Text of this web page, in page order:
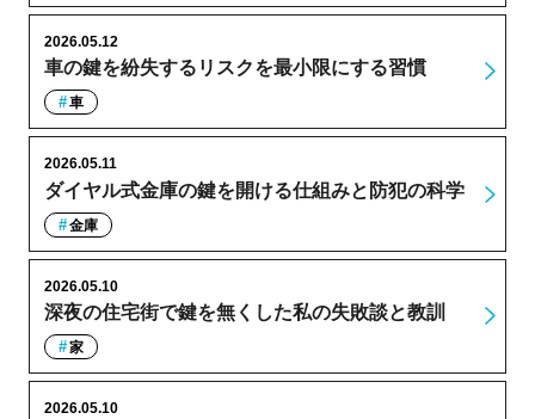
車の鍵を紛失するリスクを最小限にする習慣
2026.05.12
車
ダイヤル式金庫の鍵を開ける仕組みと防犯の科学
2026.05.11
金庫
深夜の住宅街で鍵を無くした私の失敗談と教訓
2026.05.10
家
2026.05.10